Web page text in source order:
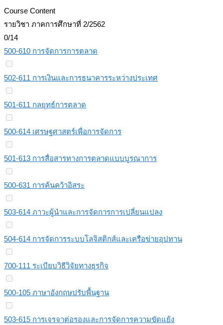
Course Content
รายวิชา ภาคการศึกษาที่ 2/2562
0/14
500-610 การจัดการการตลาด
502-611 การเงินและการธนาคารระหว่างประเทศ
501-611 กลยุทธ์การตลาด
500-614 เศรษฐศาสตร์เพื่อการจัดการ
501-613 การสื่อสารทางการตลาดแบบบูรณาการ
500-631 การค้นคว้าอิสระ
503-614 ภาวะผู้นำและการจัดการการเปลี่ยนแปลง
504-614 การจัดการระบบโลจิสติกส์และเครือข่ายอุปทาน
700-111 ระเบียบวิธีวิจัยทางธุรกิจ
500-105 ภาษาอังกฤษปรับพื้นฐาน
503-615 การเจรจาต่อรองและการจัดการความขัดแย้ง